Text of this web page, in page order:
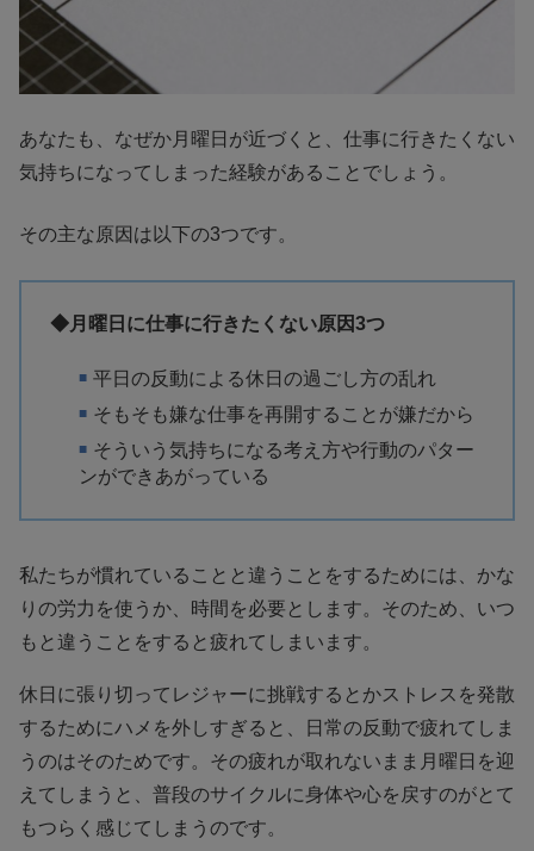
あなたも、なぜか月曜日が近づくと、仕事に行きたくない
気持ちになってしまった経験があることでしょう。
その主な原因は以下の3つです。
◆月曜日に仕事に行きたくない原因3つ
平日の反動による休日の過ごし方の乱れ
そもそも嫌な仕事を再開することが嫌だから
そういう気持ちになる考え方や行動のパター
ンができあがっている
私たちが慣れていることと違うことをするためには、かな
りの労力を使うか、時間を必要とします。そのため、いつ
もと違うことをすると疲れてしまいます。
休日に張り切ってレジャーに挑戦するとかストレスを発散
するためにハメを外しすぎると、日常の反動で疲れてしま
うのはそのためです。その疲れが取れないまま月曜日を迎
えてしまうと、普段のサイクルに身体や心を戻すのがとて
もつらく感じてしまうのです。